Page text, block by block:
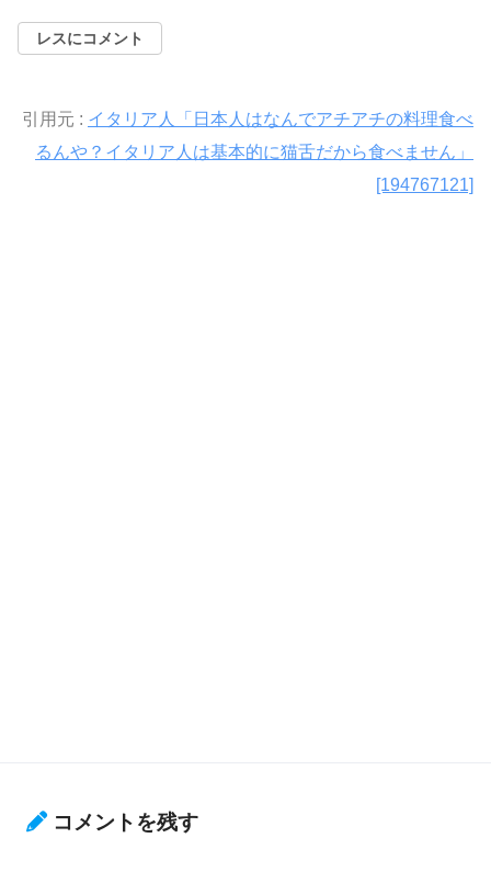
レスにコメント
引用元 : イタリア人「日本人はなんでアチアチの料理食べ
るんや？イタリア人は基本的に猫舌だから食べません」
[194767121]
コメントを残す